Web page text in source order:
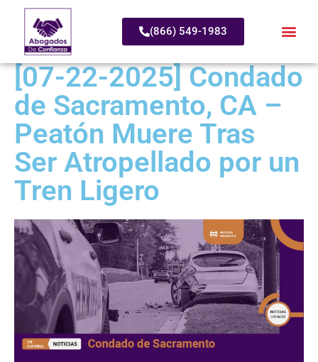
(866) 549-1983
[07-22-2025] Condado
de Sacramento, CA –
Peatón Muere Tras
Ser Atropellado por un
Tren Ligero